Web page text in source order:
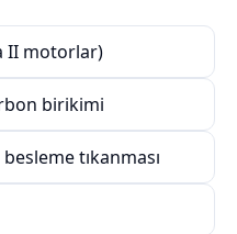
II motorlar)
birikimi
tıkanması